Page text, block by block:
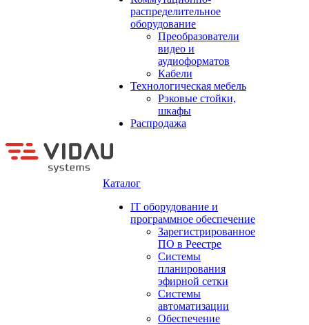
распределительное
оборудование
Преобразователи
видео и
аудиоформатов
Кабели
Технологическая мебель
Рэковые стойки,
шкафы
Распродажа
Каталог
IT оборудование и
программное обеспечение
Зарегистрированное
ПО в Реестре
Системы
планирования
эфирной сетки
Системы
автоматизации
Обеспечение